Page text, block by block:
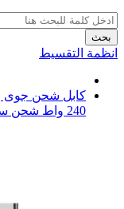
بحث
انظمة التقسيط
240 واط شحن سريع موديل s a31